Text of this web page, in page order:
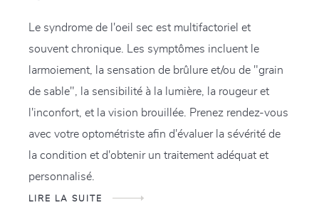
Le syndrome de l'oeil sec est multifactoriel et
souvent chronique. Les symptômes incluent le
larmoiement, la sensation de brûlure et/ou de "grain
de sable", la sensibilité à la lumière, la rougeur et
l'inconfort, et la vision brouillée. Prenez rendez-vous
avec votre optométriste afin d'évaluer la sévérité de
la condition et d'obtenir un traitement adéquat et
personnalisé.
LIRE LA SUITE